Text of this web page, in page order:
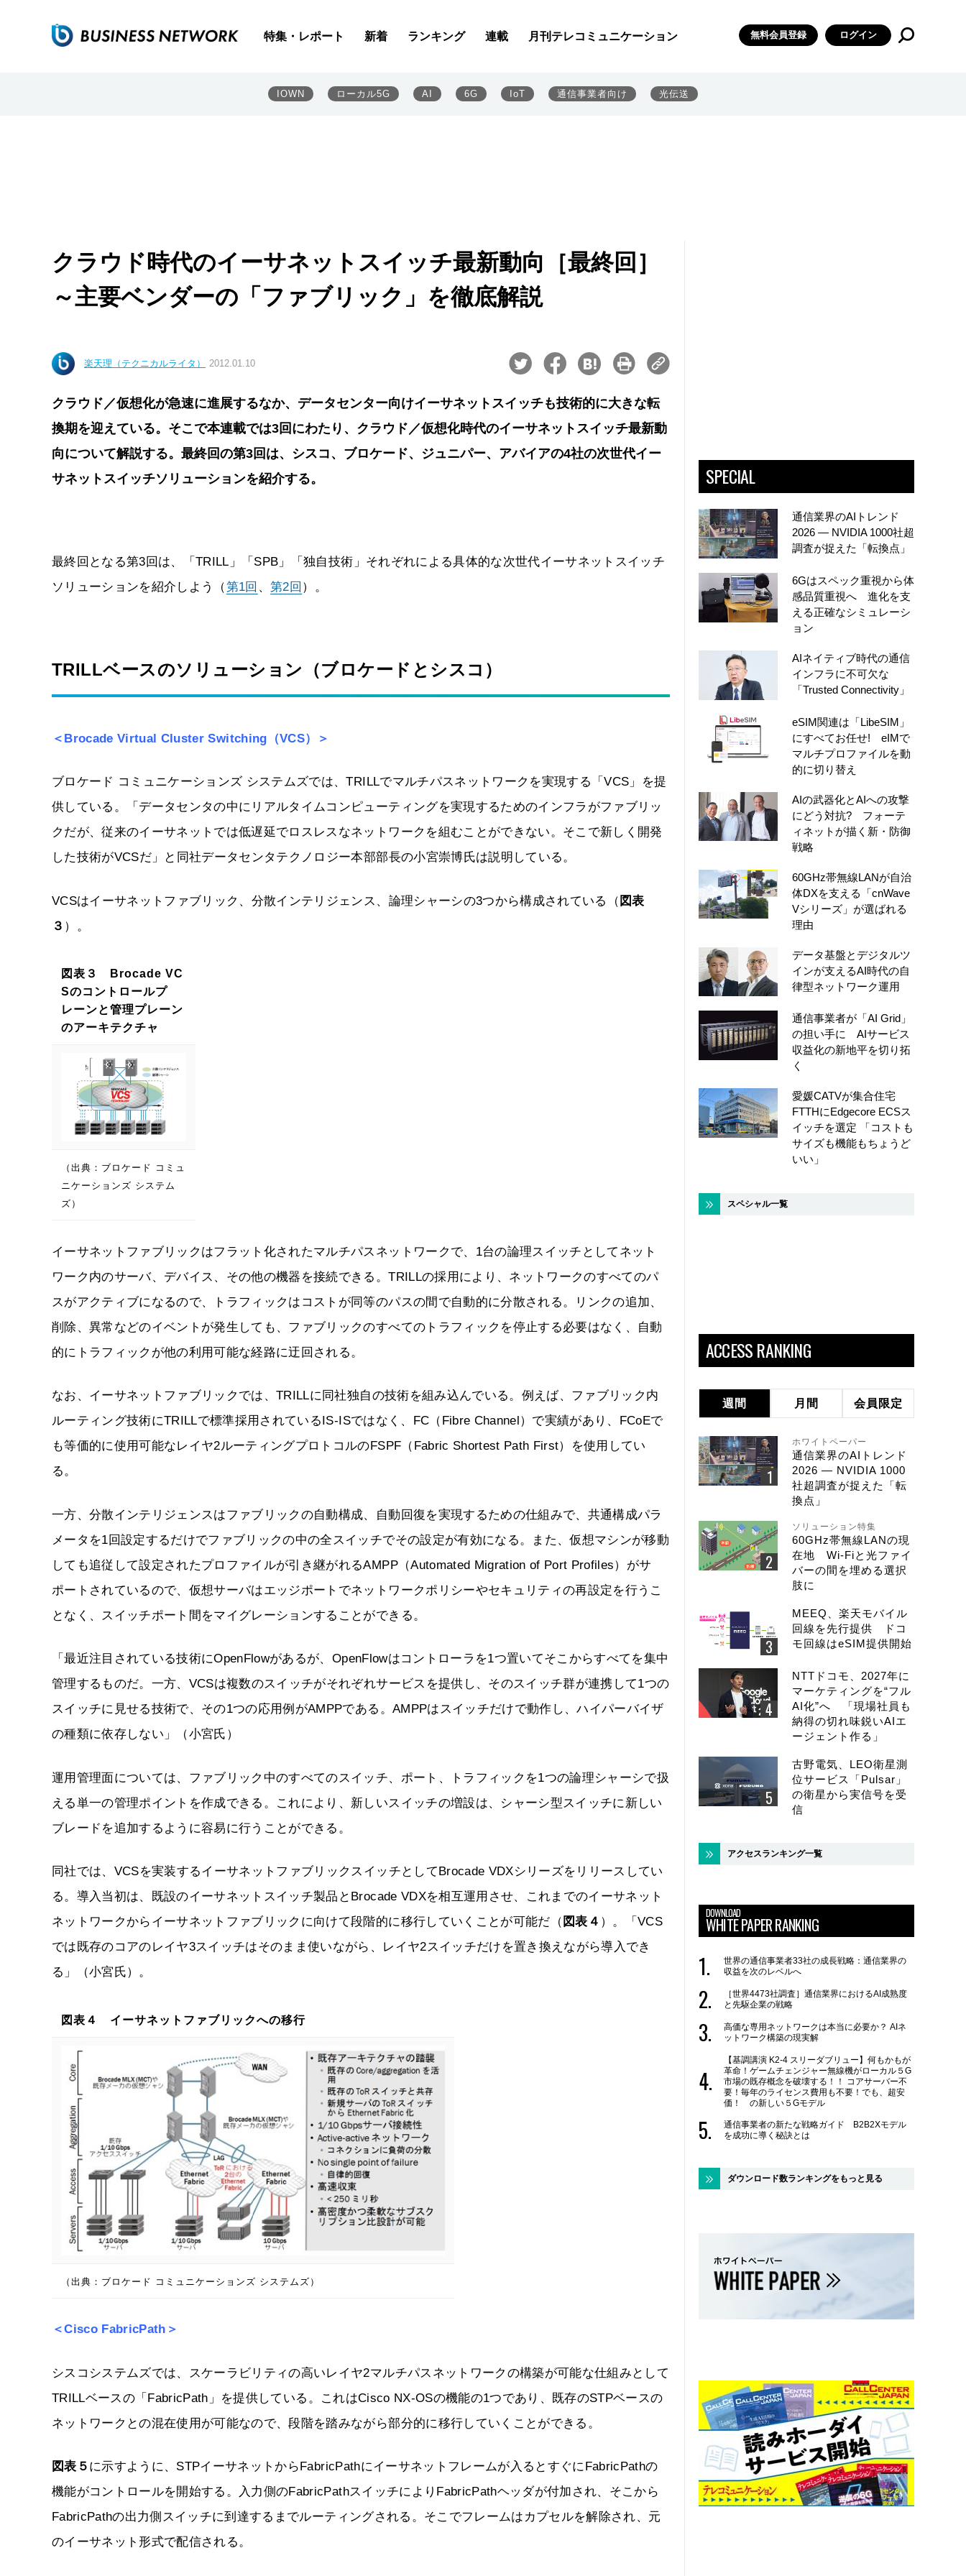
特集・レポート 新着 ランキング 連載 月刊テレコミュニケーション 無料会員登録 ログイン
IOWN ローカル5G AI 6G IoT 通信事業者向け 光伝送
クラウド時代のイーサネットスイッチ最新動向［最終回］
～主要ベンダーの「ファブリック」を徹底解説
楽天理（テクニカルライタ） 2012.01.10
クラウド／仮想化が急速に進展するなか、データセンター向けイーサネットスイッチも技術的に大きな転
換期を迎えている。そこで本連載では3回にわたり、クラウド／仮想化時代のイーサネットスイッチ最新動
向について解説する。最終回の第3回は、シスコ、ブロケード、ジュニパー、アバイアの4社の次世代イー
サネットスイッチソリューションを紹介する。
最終回となる第3回は、「TRILL」「SPB」「独自技術」それぞれによる具体的な次世代イーサネットスイッチ
ソリューションを紹介しよう
（第1回 、第2回 ） 。
TRILLベースのソリューション（ブロケードとシスコ）
＜Brocade Virtual Cluster Switching（VCS）＞
ブロケード コミュニケーションズ システムズでは、TRILLでマルチパスネットワークを実現する「VCS」を提
供している。「データセンタの中にリアルタイムコンピューティングを実現するためのインフラがファブリッ
クだが、従来のイーサネットでは低遅延でロスレスなネットワークを組むことができない。そこで新しく開発
した技術がVCSだ」と同社データセンタテクノロジー本部部長の小宮崇博氏は説明している。
VCSはイーサネットファブリック、分散インテリジェンス、論理シャーシの3つから構成されている（ 図表
３ ）。
図表３ Brocade VC
Sのコントロールプ
レーンと管理プレーン
のアーキテクチャ
（出典：ブロケード コミュ
ニケーションズ システム
ズ）
イーサネットファブリックはフラット化されたマルチパスネットワークで、1台の論理スイッチとしてネット
ワーク内のサーバ、デバイス、その他の機器を接続できる。TRILLの採用により、ネットワークのすべてのパ
スがアクティブになるので、トラフィックはコストが同等のパスの間で自動的に分散される。リンクの追加、
削除、異常などのイベントが発生しても、ファブリックのすべてのトラフィックを停止する必要はなく、自動
的にトラフィックが他の利用可能な経路に迂回される。
なお、イーサネットファブリックでは、TRILLに同社独自の技術を組み込んでいる。例えば、ファブリック内
ルーティング技術にTRILLで標準採用されているIS-ISではなく、FC（Fibre Channel）で実績があり、FCoEで
も等価的に使用可能なレイヤ2ルーティングプロトコルのFSPF（Fabric Shortest Path First）を使用してい
る。
一方、分散インテリジェンスはファブリックの自動構成、自動回復を実現するための仕組みで、共通構成パラ
メータを1回設定するだけでファブリックの中の全スイッチでその設定が有効になる。また、仮想マシンが移動
しても追従して設定されたプロファイルが引き継がれるAMPP（Automated Migration of Port Profiles）がサ
ポートされているので、仮想サーバはエッジポートでネットワークポリシーやセキュリティの再設定を行うこ
となく、スイッチポート間をマイグレーションすることができる。
「最近注目されている技術にOpenFlowがあるが、OpenFlowはコントローラを1つ置いてそこからすべてを集中
管理するものだ。一方、VCSは複数のスイッチがそれぞれサービスを提供し、そのスイッチ群が連携して1つの
スイッチに見せる技術で、その1つの応用例がAMPPである。AMPPはスイッチだけで動作し、ハイパーバイザ
の種類に依存しない」（小宮氏）
運用管理面については、ファブリック中のすべてのスイッチ、ポート、トラフィックを1つの論理シャーシで扱
える単一の管理ポイントを作成できる。これにより、新しいスイッチの増設は、シャーシ型スイッチに新しい
ブレードを追加するように容易に行うことができる。
同社では、VCSを実装するイーサネットファブリックスイッチとしてBrocade VDXシリーズをリリースしてい
る。導入当初は、既設のイーサネットスイッチ製品とBrocade VDXを相互運用させ、これまでのイーサネット
ネットワークからイーサネットファブリックに向けて段階的に移行していくことが可能だ（ 図表４ ）。「VCS
では既存のコアのレイヤ3スイッチはそのまま使いながら、レイヤ2スイッチだけを置き換えながら導入でき
る」（小宮氏）。
図表４ イーサネットファブリックへの移行
（出典：ブロケード コミュニケーションズ システムズ）
＜Cisco FabricPath＞
シスコシステムズでは、スケーラビリティの高いレイヤ2マルチパスネットワークの構築が可能な仕組みとして
TRILLベースの「FabricPath」を提供している。これはCisco NX-OSの機能の1つであり、既存のSTPベースの
ネットワークとの混在使用が可能なので、段階を踏みながら部分的に移行していくことができる。
図表５ に示すように、STPイーサネットからFabricPathにイーサネットフレームが入るとすぐにFabricPathの
機能がコントロールを開始する。入力側のFabricPathスイッチによりFabricPathヘッダが付加され、そこから
FabricPathの出力側スイッチに到達するまでルーティングされる。そこでフレームはカプセルを解除され、元
のイーサネット形式で配信される。
SPECIAL
通信業界のAIトレンド
2026 ― NVIDIA 1000社超
調査が捉えた「転換点」
6Gはスペック重視から体
感品質重視へ 進化を支
える正確なシミュレーシ
ョン
AIネイティブ時代の通信
インフラに不可欠な
「Trusted Connectivity」
eSIM関連は「LibeSIM」
にすべてお任せ! eIMで
マルチプロファイルを動
的に切り替え
AIの武器化とAIへの攻撃
にどう対抗? フォーテ
ィネットが描く新・防御
戦略
60GHz帯無線LANが自治
体DXを支える「cnWave
Vシリーズ」が選ばれる
理由
データ基盤とデジタルツ
インが支えるAI時代の自
律型ネットワーク運用
通信事業者が「AI Grid」
の担い手に AIサービス
収益化の新地平を切り拓
く
愛媛CATVが集合住宅
FTTHにEdgecore ECSス
イッチを選定 「コストも
サイズも機能もちょうど
いい」
スペシャル一覧
ACCESS RANKING
週間 月間 会員限定
ホワイトペーパー
通信業界のAIトレンド
2026 ― NVIDIA 1000
社超調査が捉えた「転
換点」
ソリューション特集
60GHz帯無線LANの現
在地 Wi-Fiと光ファイ
バーの間を埋める選択
肢に
MEEQ、楽天モバイル
回線を先行提供 ドコ
モ回線はeSIM提供開始
NTTドコモ、2027年に
マーケティングを“フル
AI化”へ 「現場社員も
納得の切れ味鋭いAIエ
ージェント作る」
古野電気、LEO衛星測
位サービス「Pulsar」
の衛星から実信号を受
信
アクセスランキング一覧
DOWNLOAD
WHITE PAPER RANKING
世界の通信事業者33社の成長戦略：通信業界の
収益を次のレベルへ
［世界4473社調査］通信業界におけるAI成熟度
と先駆企業の戦略
高価な専用ネットワークは本当に必要か？ AIネ
ットワーク構築の現実解
【基調講演 K2-4 スリーダブリュー】何もかもが
革命！ゲームチェンジャー無線機がローカル５G
市場の既存概念を破壊する！！ コアサーバー不
要！毎年のライセンス費用も不要！でも、超安
価！ の新しい５Gモデル
通信事業者の新たな戦略ガイド B2B2Xモデル
を成功に導く秘訣とは
ダウンロード数ランキングをもっと見る